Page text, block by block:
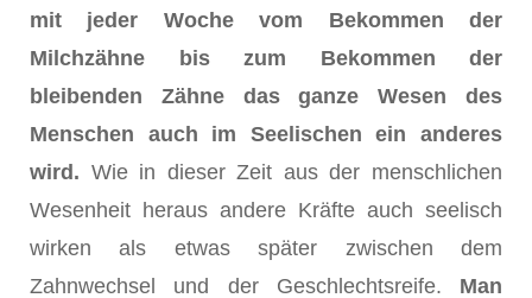
mit jeder Woche vom Bekommen der
Milchzähne bis zum Bekommen der
bleibenden Zähne das ganze Wesen des
Menschen auch im Seelischen ein anderes
wird. Wie in dieser Zeit aus der menschlichen
Wesenheit heraus andere Kräfte auch seelisch
wirken als etwas später zwischen dem
Zahnwech­sel und der Geschlechtsreife. Man